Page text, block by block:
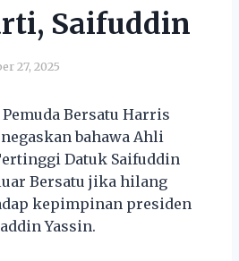
Saifuddin
27, 2025
Bersatu Harris
bahawa Ahli
Datuk Saifuddin
Bersatu jika hilang
kepimpinan presiden
Yassin.